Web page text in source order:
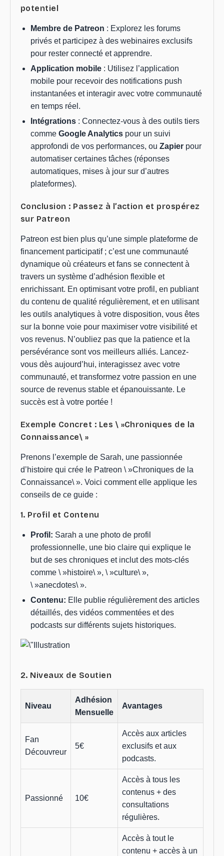
potentiel
Membre de Patreon : Explorez les forums
privés et participez à des webinaires exclusifs
pour rester connecté et apprendre.
Application mobile : Utilisez l’application
mobile pour recevoir des notifications push
instantanées et interagir avec votre communauté
en temps réel.
Intégrations : Connectez-vous à des outils tiers
comme Google Analytics pour un suivi
approfondi de vos performances, ou Zapier pour
automatiser certaines tâches (réponses
automatiques, mises à jour sur d’autres
plateformes).
Conclusion : Passez à l’action et prospérez
sur Patreon
Patreon est bien plus qu’une simple plateforme de
financement participatif ; c’est une communauté
dynamique où créateurs et fans se connectent à
travers un système d’adhésion flexible et
enrichissant. En optimisant votre profil, en publiant
du contenu de qualité régulièrement, et en utilisant
les outils analytiques à votre disposition, vous êtes
sur la bonne voie pour maximiser votre visibilité et
vos revenus. N’oubliez pas que la patience et la
persévérance sont vos meilleurs alliés. Lancez-
vous dès aujourd’hui, interagissez avec votre
communauté, et transformez votre passion en une
source de revenus stable et épanouissante. Le
succès est à votre portée !
Exemple Concret : Les \ »Chroniques de la
Connaissance\ »
Prenons l’exemple de Sarah, une passionnée
d’histoire qui crée le Patreon \ »Chroniques de la
Connaissance\ ». Voici comment elle applique les
conseils de ce guide :
1. Profil et Contenu
Profil: Sarah a une photo de profil
professionnelle, une bio claire qui explique le
but de ses chroniques et inclut des mots-clés
comme \ »histoire\ », \ »culture\ »,
\ »anecdotes\ ».
Contenu: Elle publie régulièrement des articles
détaillés, des vidéos commentées et des
podcasts sur différents sujets historiques.
2. Niveaux de Soutien
Niveau
Adhésion
Mensuelle
Avantages
Fan
Découvreur
5€
Accès aux articles
exclusifs et aux
podcasts.
Passionné 10€
Accès à tous les
contenus + des
consultations
régulières.
Accès à tout le
contenu + accès à un